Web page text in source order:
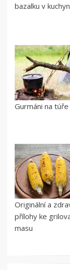
bazalku v
Gurmáni na túře
Originální a
přílohy ke
masu